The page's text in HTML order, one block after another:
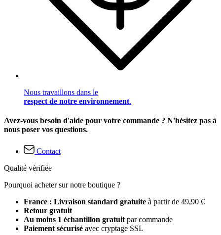
Nous travaillons dans le
respect de notre environnement.
Avez-vous besoin d'aide pour votre commande ? N'hésitez pas à
nous poser vos questions.
Contact
Qualité vérifiée
Pourquoi acheter sur notre boutique ?
France : Livraison standard gratuite à partir de 49,90 €
Retour gratuit
Au moins 1 échantillon gratuit par commande
Paiement sécurisé avec cryptage SSL